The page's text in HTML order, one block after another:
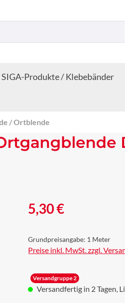
SIGA-Produkte / Klebebänder
/ Ortblende
Regulärer Preis:
5,30 €
Grundpreisangabe: 1 Meter
Preise inkl. MwSt. zzgl.
Versandgruppe 2
Versandfertig in 2 Tagen,